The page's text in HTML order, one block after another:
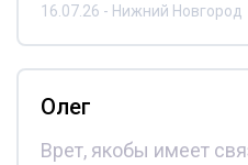
16.07.26 - Нижний Новгород
Олег
Врет, якобы имеет